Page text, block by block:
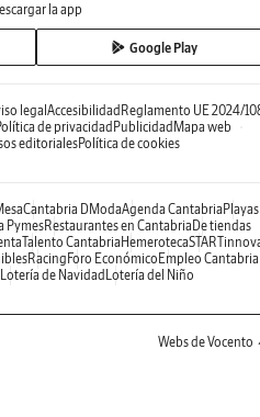
la app
Google Play
legal Accesibilidad Reglamento UE 2024/
de privacidad Publicidad Mapa web
editorialesPolítica de cookies
Cantabria DModaAgenda Cantabria Playas
PymesRestaurantes en Cantabria De tiendas
Talento Cantabria Hemeroteca
Racing Foro Económico Empleo Cantabria
Lotería de Navidad Lotería del Niño
Webs de Vocento